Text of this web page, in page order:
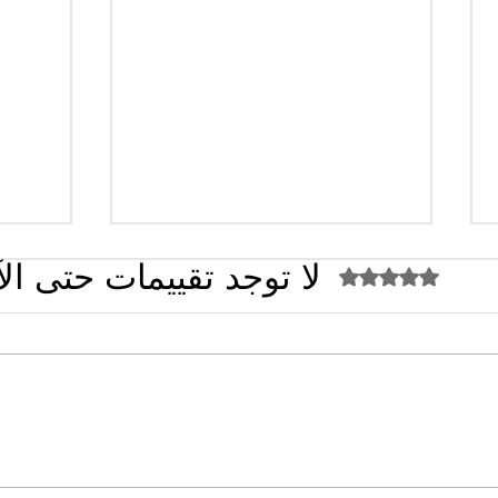
سؤال
تم التقييم بـ 0 من أصل 5 نجوم. لا توجد تقييمات حتى